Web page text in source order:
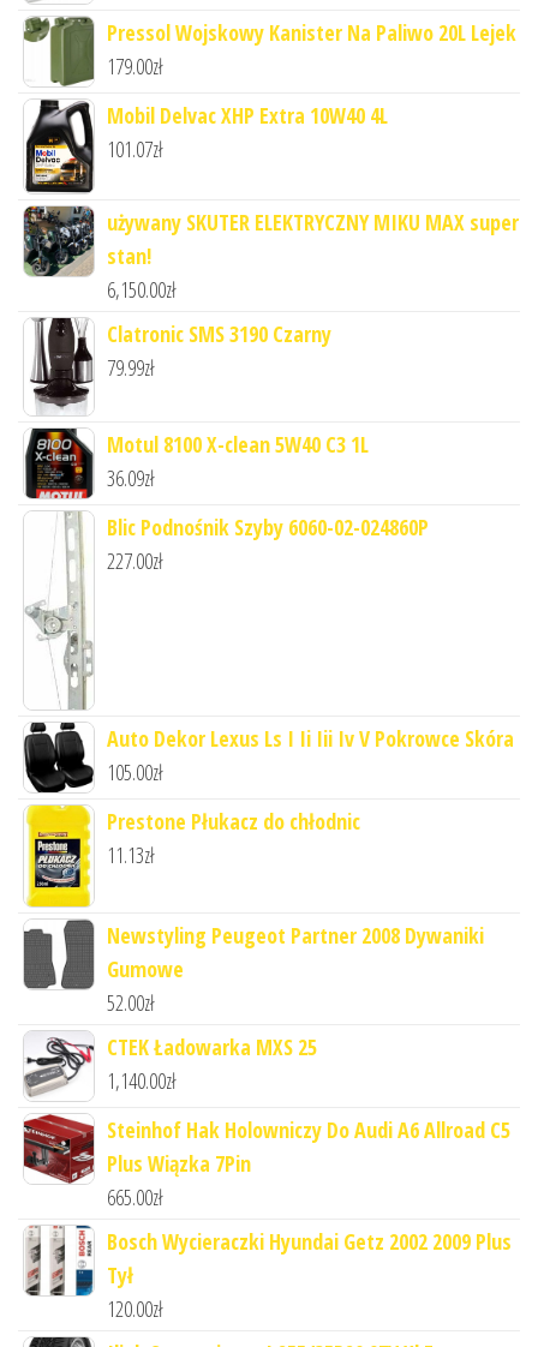
Pressol Wojskowy Kanister Na Paliwo 20L Lejek
179.00zł
Mobil Delvac XHP Extra 10W40 4L
101.07zł
używany SKUTER ELEKTRYCZNY MIKU MAX super
stan!
6,150.00zł
Clatronic SMS 3190 Czarny
79.99zł
Motul 8100 X-clean 5W40 C3 1L
36.09zł
Blic Podnośnik Szyby 6060-02-024860P
227.00zł
Auto Dekor Lexus Ls I Ii Iii Iv V Pokrowce Skóra
105.00zł
Prestone Płukacz do chłodnic
11.13zł
Newstyling Peugeot Partner 2008 Dywaniki
Gumowe
52.00zł
CTEK Ładowarka MXS 25
1,140.00zł
Steinhof Hak Holowniczy Do Audi A6 Allroad C5
Plus Wiązka 7Pin
665.00zł
Bosch Wycieraczki Hyundai Getz 2002 2009 Plus
Tył
120.00zł